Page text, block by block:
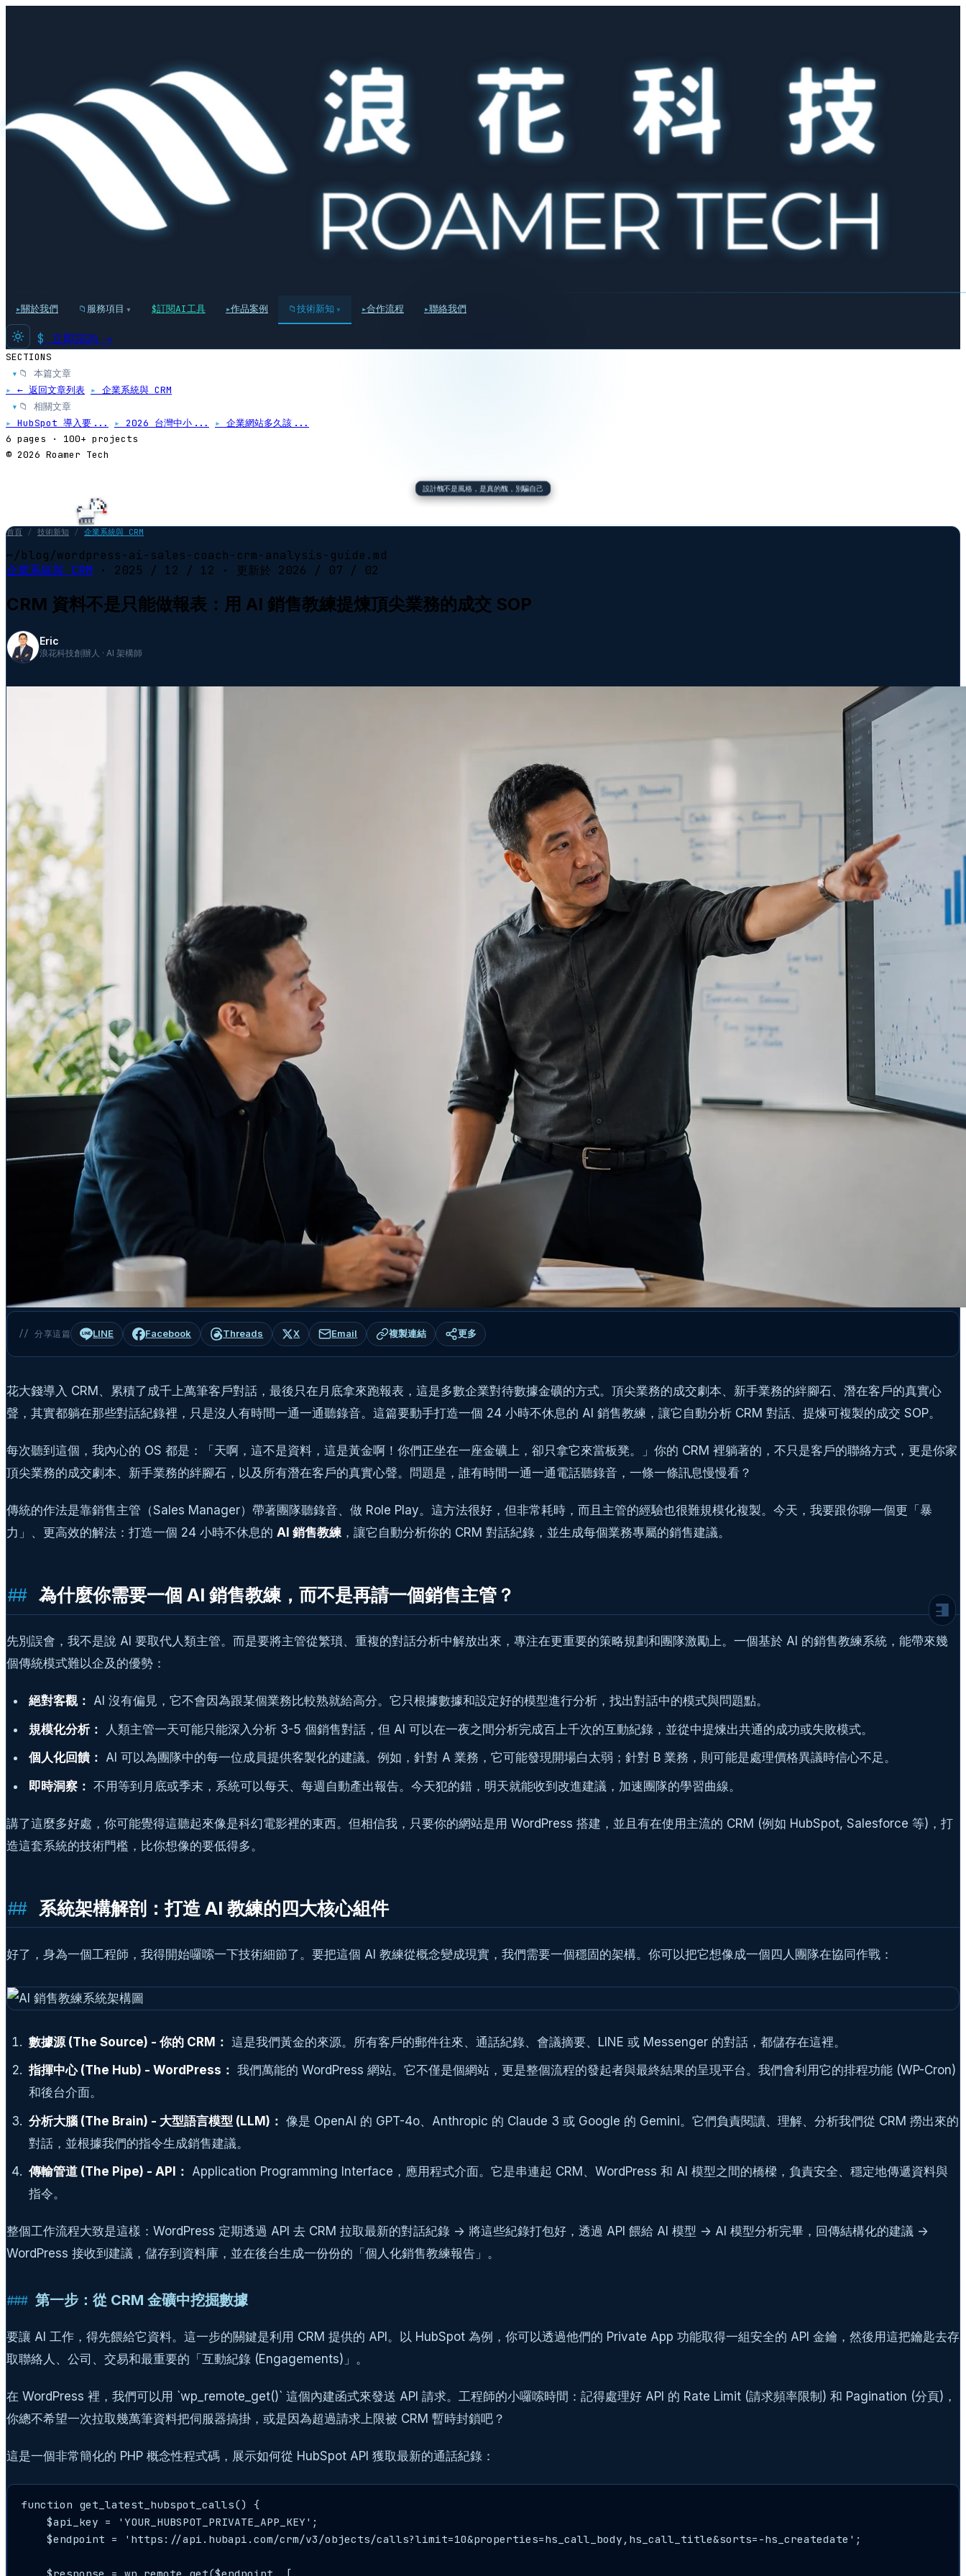
▸關於我們 📁 服務項目 ▾ $訂閱AI工具 ▸作品案例 📁技術新知 ▾ ▸合作流程 ▸聯絡我們
$ 立即諮詢 →
SECTIONS
▸📁 本篇文章
▸ ← 返回文章列表 ▸ 企業系統與 CRM
▸📁 相關文章
▸ HubSpot 導入要... ▸ 2026 台灣中小... ▸ 企業網站多久該...
6 pages · 100+ projects
© 2026 Roamer Tech
設計醜不是風格，是真的醜，別騙自己
首頁 / 技術新知 / 企業系統與 CRM
~/blog/wordpress-ai-sales-coach-crm-analysis-guide.md
企業系統與 CRM · 2025 / 12 / 12 · 更新於 2026 / 07 / 02
CRM 資料不是只能做報表：用 AI 銷售教練提煉頂尖業務的成交 SOP
Eric
浪花科技創辦人 · AI 架構師
// 分享這篇 LINE Facebook Threads X Email 複製連結 更多
花大錢導入 CRM、累積了成千上萬筆客戶對話，最後只在月底拿來跑報表，這是多數企業對待數據金礦的方式。頂尖業務的成交劇本、新手業務的絆腳石、潛在客戶的真實心
聲，其實都躺在那些對話紀錄裡，只是沒人有時間一通一通聽錄音。這篇要動手打造一個 24 小時不休息的 AI 銷售教練，讓它自動分析 CRM 對話、提煉可複製的成交 SOP。
每次聽到這個，我內心的 OS 都是：「天啊，這不是資料，這是黃金啊！你們正坐在一座金礦上，卻只拿它來當板凳。」你的 CRM 裡躺著的，不只是客戶的聯絡方式，更是你家
頂尖業務的成交劇本、新手業務的絆腳石，以及所有潛在客戶的真實心聲。問題是，誰有時間一通一通電話聽錄音，一條一條訊息慢慢看？
傳統的作法是靠銷售主管（Sales Manager）帶著團隊聽錄音、做 Role Play。這方法很好，但非常耗時，而且主管的經驗也很難規模化複製。今天，我要跟你聊一個更「暴
力」、更高效的解法：打造一個 24 小時不休息的 AI 銷售教練，讓它自動分析你的 CRM 對話紀錄，並生成每個業務專屬的銷售建議。
為什麼你需要一個 AI 銷售教練，而不是再請一個銷售主管？
先別誤會，我不是說 AI 要取代人類主管。而是要將主管從繁瑣、重複的對話分析中解放出來，專注在更重要的策略規劃和團隊激勵上。一個基於 AI 的銷售教練系統，能帶來幾
個傳統模式難以企及的優勢：
絕對客觀： AI 沒有偏見，它不會因為跟某個業務比較熟就給高分。它只根據數據和設定好的模型進行分析，找出對話中的模式與問題點。
規模化分析：
人類主管一天可能只能深入分析 3-5 個銷售對話，但 AI 可以在一夜之間分析完成百上千次的互動紀錄，並從中提煉出共通的成功或失敗模式。
個人化回饋： AI 可以為團隊中的每一位成員提供客製化的建議。例如，針對 A 業務，它可能發現開場白太弱；針對 B 業務，則可能是處理價格異議時信心不足。
即時洞察： 不用等到月底或季末，系統可以每天、每週自動產出報告。今天犯的錯，明天就能收到改進建議，加速團隊的學習曲線。
講了這麼多好處，你可能覺得這聽起來像是科幻電影裡的東西。但相信我，只要你的網站是用 WordPress 搭建，並且有在使用主流的 CRM (例如 HubSpot, Salesforce 等)，打
造這套系統的技術門檻，比你想像的要低得多。
系統架構解剖：打造 AI 教練的四大核心組件
好了，身為一個工程師，我得開始囉嗦一下技術細節了。要把這個 AI 教練從概念變成現實，我們需要一個穩固的架構。你可以把它想像成一個四人團隊在協同作戰：
數據源 (The Source) - 你的 CRM： 這是我們黃金的來源。所有客戶的郵件往來、通話紀錄、會議摘要、LINE 或 Messenger 的對話，都儲存在這裡。
指揮中心 (The Hub) - WordPress： 我們萬能的 WordPress 網站。它不僅是個網站，更是整個流程的發起者與最終結果的呈現平台。我們會利用它的排程功能 (WP-Cron)
和後台介面。
分析大腦 (The Brain) - 大型語言模型 (LLM)： 像是 OpenAI 的 GPT-4o、Anthropic 的 Claude 3 或 Google 的 Gemini。它們負責閱讀、理解、分析我們從 CRM 撈出來的
對話，並根據我們的指令生成銷售建議。
傳輸管道 (The Pipe) - API： Application Programming Interface，應用程式介面。它是串連起 CRM、WordPress 和 AI 模型之間的橋樑，負責安全、穩定地傳遞資料與
指令。
整個工作流程大致是這樣：WordPress 定期透過 API 去 CRM 拉取最新的對話紀錄 -> 將這些紀錄打包好，透過 API 餵給 AI 模型 -> AI 模型分析完畢，回傳結構化的建議 ->
WordPress 接收到建議，儲存到資料庫，並在後台生成一份份的「個人化銷售教練報告」。
第一步：從 CRM 金礦中挖掘數據
要讓 AI 工作，得先餵給它資料。這一步的關鍵是利用 CRM 提供的 API。以 HubSpot 為例，你可以透過他們的 Private App 功能取得一組安全的 API 金鑰，然後用這把鑰匙去存
取聯絡人、公司、交易和最重要的「互動紀錄 (Engagements)」。
在 WordPress 裡，我們可以用 `wp_remote_get()` 這個內建函式來發送 API 請求。工程師的小囉嗦時間：記得處理好 API 的 Rate Limit (請求頻率限制) 和 Pagination (分頁)，
你總不希望一次拉取幾萬筆資料把伺服器搞掛，或是因為超過請求上限被 CRM 暫時封鎖吧？
這是一個非常簡化的 PHP 概念性程式碼，展示如何從 HubSpot API 獲取最新的通話紀錄：
function get_latest_hubspot_calls() {
    $api_key = 'YOUR_HUBSPOT_PRIVATE_APP_KEY';
    $endpoint = 'https://api.hubapi.com/crm/v3/objects/calls?limit=10&properties=hs_call_body,hs_call_title&sorts=-hs_createdate';
Engineering 的藝術)
第三步：在 WordPress 中呈現結果